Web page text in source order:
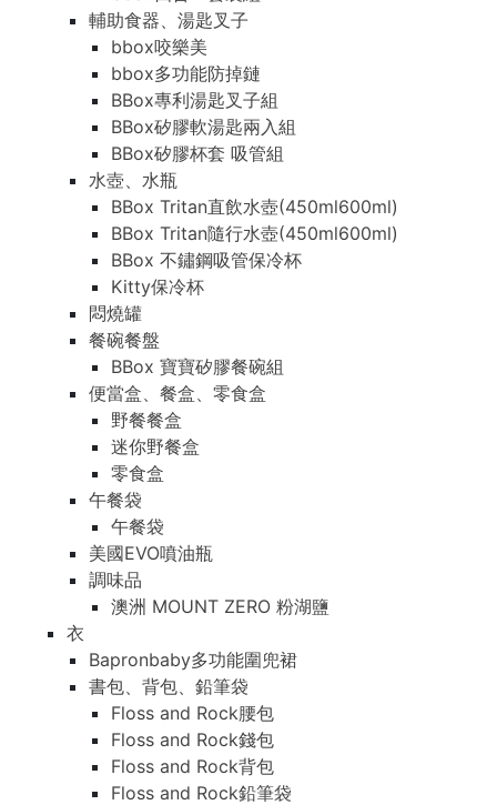
輔助食器、湯匙叉子
bbox咬樂美
bbox多功能防掉鏈
BBox專利湯匙叉子組
BBox矽膠軟湯匙兩入組
BBox矽膠杯套 吸管組
水壺、水瓶
BBox Tritan直飲水壺(450ml600ml)
BBox Tritan隨行水壺(450ml600ml)
BBox 不鏽鋼吸管保冷杯
Kitty保冷杯
悶燒罐
餐碗餐盤
BBox 寶寶矽膠餐碗組
便當盒、餐盒、零食盒
野餐餐盒
迷你野餐盒
零食盒
午餐袋
午餐袋
美國EVO噴油瓶
調味品
澳洲 MOUNT ZERO 粉湖鹽
衣
Bapronbaby多功能圍兜裙
書包、背包、鉛筆袋
Floss and Rock腰包
Floss and Rock錢包
Floss and Rock背包
Floss and Rock鉛筆袋